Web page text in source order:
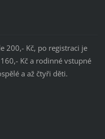
200,- Kč, po registraci je
Kč a rodinné vstupné
a až čtyři děti.